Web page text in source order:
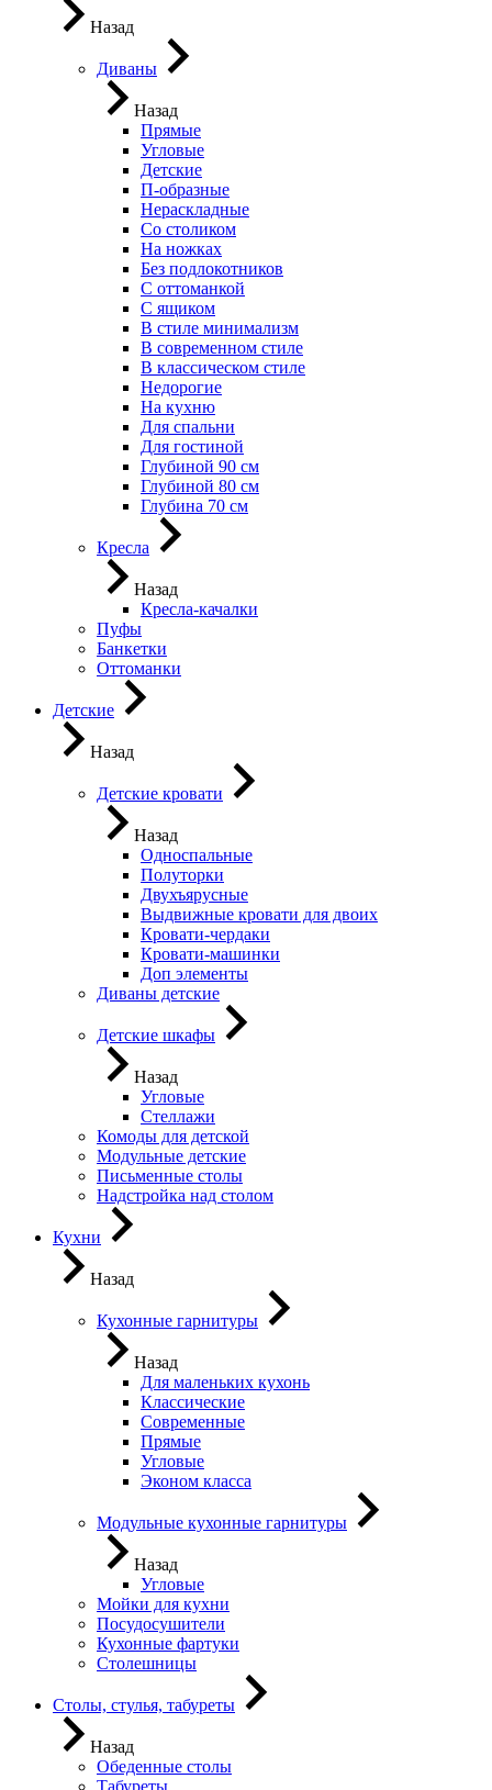
Назад
Диваны
Назад
Прямые
Угловые
Детские
П-образные
Нераскладные
Со столиком
На ножках
Без подлокотников
С оттоманкой
С ящиком
В стиле минимализм
В современном стиле
В классическом стиле
Недорогие
На кухню
Для спальни
Для гостиной
Глубиной 90 см
Глубиной 80 см
Глубина 70 см
Кресла
Назад
Кресла-качалки
Пуфы
Банкетки
Оттоманки
Детские
Назад
Детские кровати
Назад
Односпальные
Полуторки
Двухъярусные
Выдвижные кровати для двоих
Кровати-чердаки
Кровати-машинки
Доп элементы
Диваны детские
Детские шкафы
Назад
Угловые
Стеллажи
Комоды для детской
Модульные детские
Письменные столы
Надстройка над столом
Кухни
Назад
Кухонные гарнитуры
Назад
Для маленьких кухонь
Классические
Современные
Прямые
Угловые
Эконом класса
Модульные кухонные гарнитуры
Назад
Угловые
Мойки для кухни
Посудосушители
Кухонные фартуки
Столешницы
Столы, стулья, табуреты
Назад
Обеденные столы
Табуреты